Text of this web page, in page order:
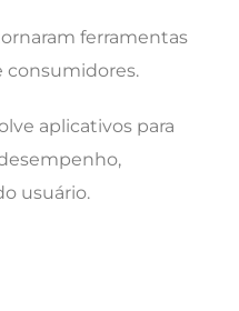
ferramentas
consumidores.
aplicativos para
usuário.